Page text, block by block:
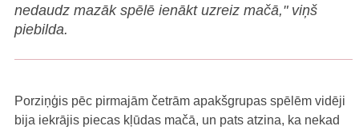
nedaudz mazāk spēlē ienākt uzreiz mačā," viņš
piebilda.
Porziņģis pēc pirmajām četrām apakšgrupas spēlēm vidēji
bija iekrājis piecas kļūdas mačā, un pats atzina, ka nekad